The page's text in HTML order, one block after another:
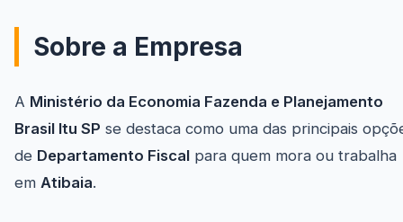
Sobre a Empresa
A Ministério da Economia Fazenda e Planejamento
Brasil Itu SP se destaca como uma das principais
de Departamento Fiscal para quem mora ou trabalha
em Atibaia.